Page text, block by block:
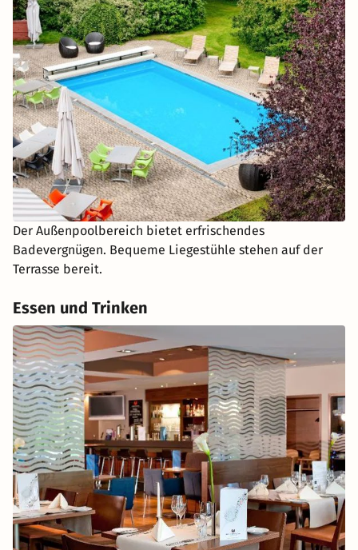
Der Außenpoolbereich bietet erfrischendes
Badevergnügen. Bequeme Liegestühle stehen auf der
Terrasse bereit.
Essen und Trinken